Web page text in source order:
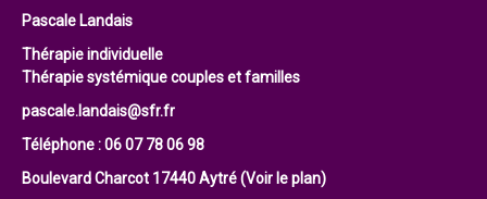
Pascale Landais
Thérapie individuelle
Thérapie systémique couples et familles
pascale.landais@sfr.fr
Téléphone : 06 07 78 06 98
Boulevard Charcot 17440 Aytré(Voir le plan)